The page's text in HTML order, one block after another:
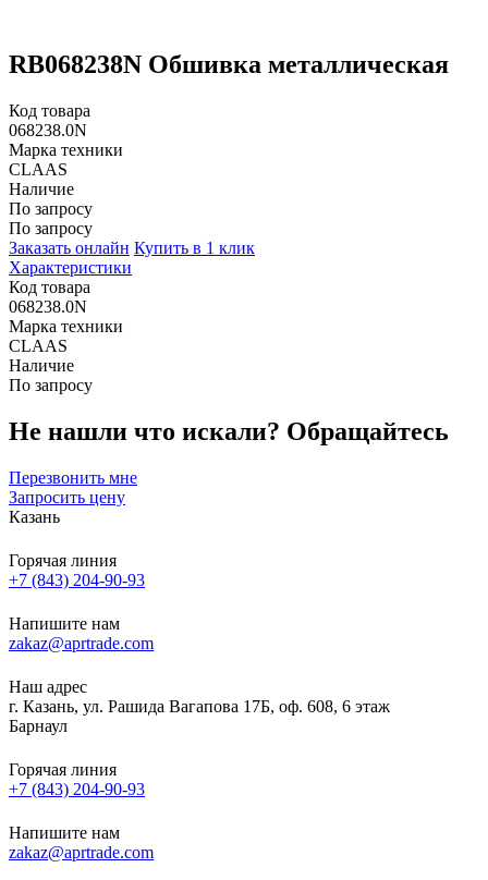
RB068238N Обшивка металлическая
Код товара
068238.0N
Марка техники
CLAAS
Наличие
По запросу
По запросу
Заказать онлайн Купить в 1 клик
Характеристики
Код товара
068238.0N
Марка техники
CLAAS
Наличие
По запросу
Не нашли что искали? Обращайтесь
Перезвонить мне
Запросить цену
Казань
Горячая линия
+7 (843) 204-90-93
Напишите нам
zakaz@aprtrade.com
Наш адрес
г. Казань, ул. Рашида Вагапова 17Б, оф. 608, 6 этаж
Барнаул
Горячая линия
+7 (843) 204-90-93
Напишите нам
zakaz@aprtrade.com